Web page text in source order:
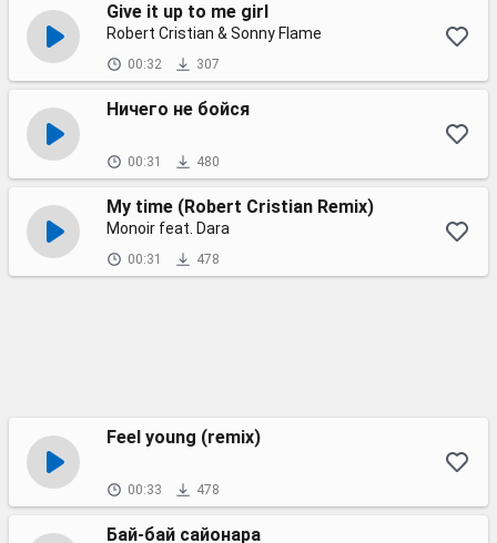
Give it up to me girl
Robert Cristian & Sonny Flame
00:32 307
Ничего не бойся
00:31 480
My time (Robert Cristian Remix)
Monoir feat. Dara
00:31 478
Feel young (remix)
00:33 478
Бай-бай сайонара